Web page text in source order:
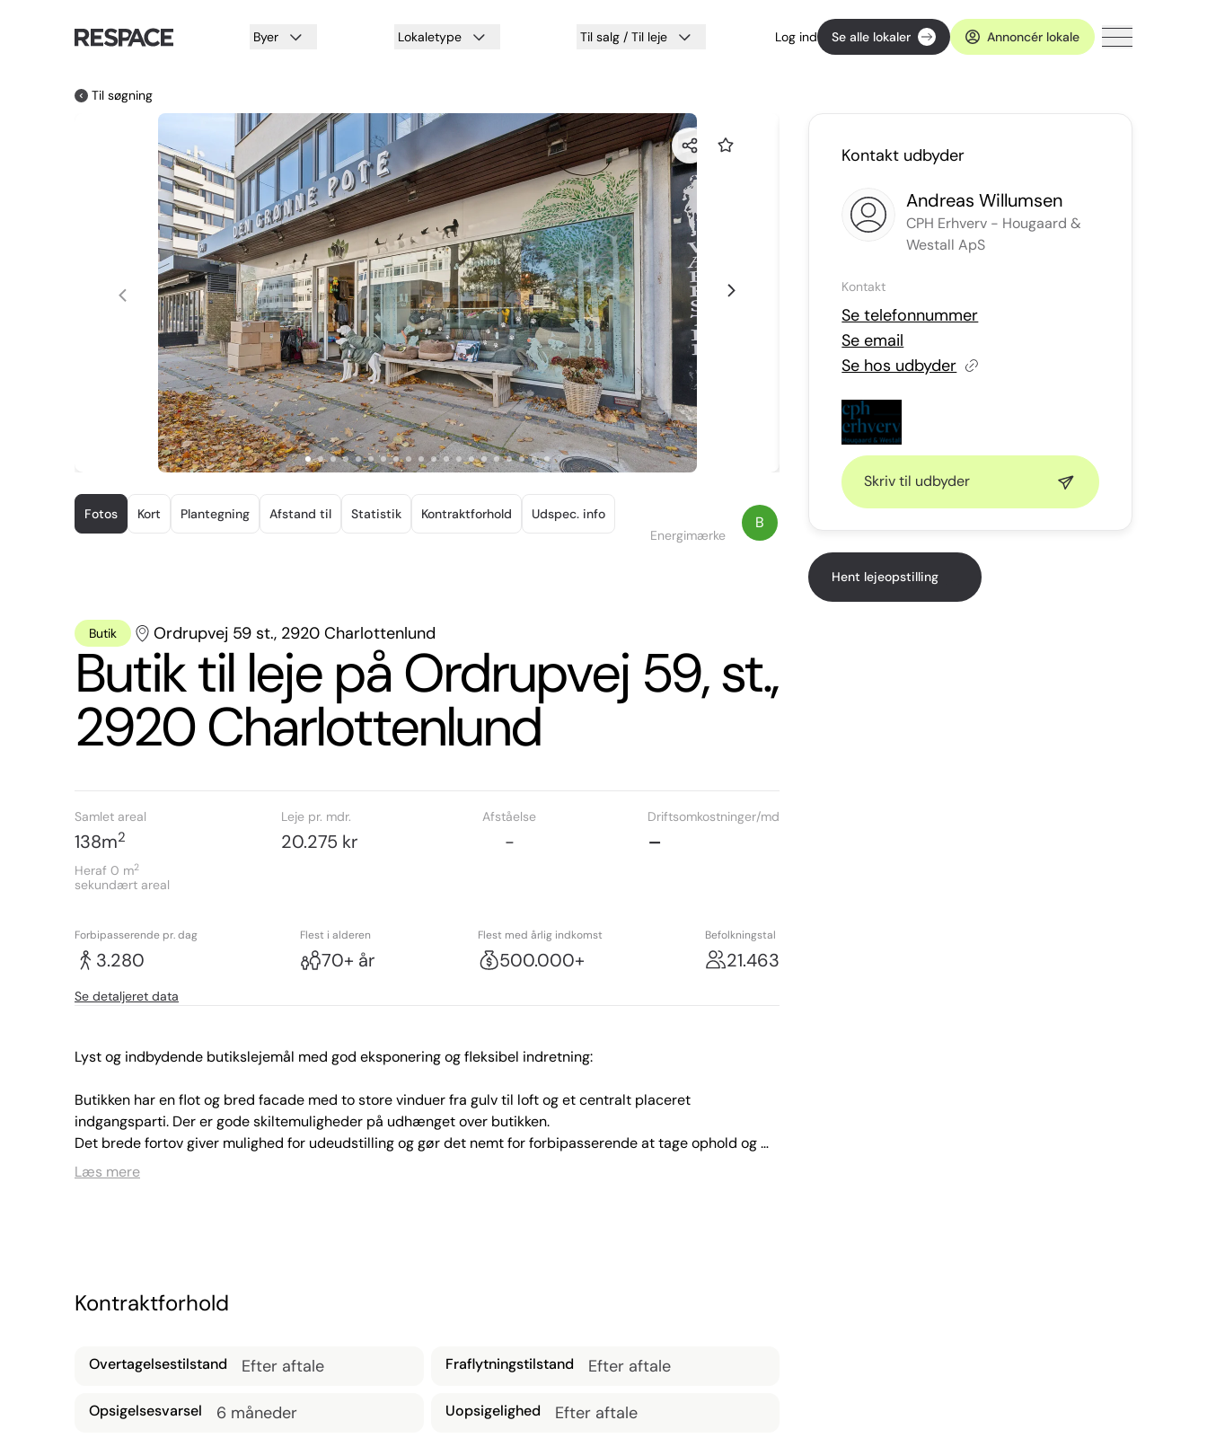
Byer Lokaletype Til salg / Til leje Log ind Se alle lokaler Annoncér lokale
Til søgning
1
of
Fotos Kort Plantegning Afstand til Statistik Kontraktforhold
Udspec. info
Energimærke
B
Butik Ordrupvej 59 st., 2920 Charlottenlund
Butik til leje på Ordrupvej 59, st.,
2920 Charlottenlund
Samlet areal
138m2
Heraf 0 m2
sekundært areal
Leje pr. mdr.
20.275 kr
Afståelse
-
Driftsomkostninger/md
-
Forbipasserende pr. dag
3.280
Flest i alderen
70+ år
Flest med årlig indkomst
500.000+
Befolkningstal
21.463
Se detaljeret data
Lyst og indbydende butikslejemål med god eksponering og fleksibel indretning:
Butikken har en flot og bred facade med to store vinduer fra gulv til loft og et centralt placeret
indgangsparti. Der er gode skiltemuligheder på udhænget over butikken.
Det brede fortov giver mulighed for udeudstilling og gør det nemt for forbipasserende at tage ophold og
kigge ind ad facadevinduerne.
Ordrupvej er områdets mest besøgte handelsstrøg og byder på et væld af specialbutikker, supermarkeder,
restauranter og caféer. Området er kendt for sin stærke købekraft og huser desuden et af regionens
Læs mere
Kontraktforhold
Overtagelsestilstand Efter aftale Fraflytningstilstand Efter aftale
Opsigelsesvarsel 6 måneder Uopsigelighed Efter aftale
Kontakt udbyder
Andreas Willumsen
CPH Erhverv - Hougaard &
Westall ApS
Kontakt
Se telefonnummer
Se email
Se hos udbyder
Skriv til udbyder
Hent lejeopstilling